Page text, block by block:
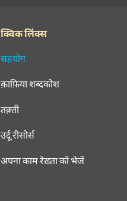
क्विक लिंक्स
सहयोग
क़ाफ़िया शब्दकोश
तक़्ती
उर्दू रीसोर्स
अपना काम रेख़्ता को भेजें